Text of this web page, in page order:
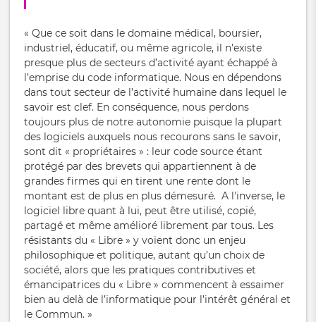
« Que ce soit dans le domaine médical, boursier,
industriel, éducatif, ou même agricole, il n’existe
presque plus de secteurs d’activité ayant échappé à
l’emprise du code informatique. Nous en dépendons
dans tout secteur de l’activité humaine dans lequel le
savoir est clef. En conséquence, nous perdons
toujours plus de notre autonomie puisque la plupart
des logiciels auxquels nous recourons sans le savoir,
sont dit « propriétaires » : leur code source étant
protégé par des brevets qui appartiennent à de
grandes firmes qui en tirent une rente dont le
montant est de plus en plus démesuré. A l'inverse, le
logiciel libre quant à lui, peut être utilisé, copié,
partagé et même amélioré librement par tous. Les
résistants du « Libre » y voient donc un enjeu
philosophique et politique, autant qu’un choix de
société, alors que les pratiques contributives et
émancipatrices du « Libre » commencent à essaimer
bien au delà de l’informatique pour l’intérêt général et
le Commun. »